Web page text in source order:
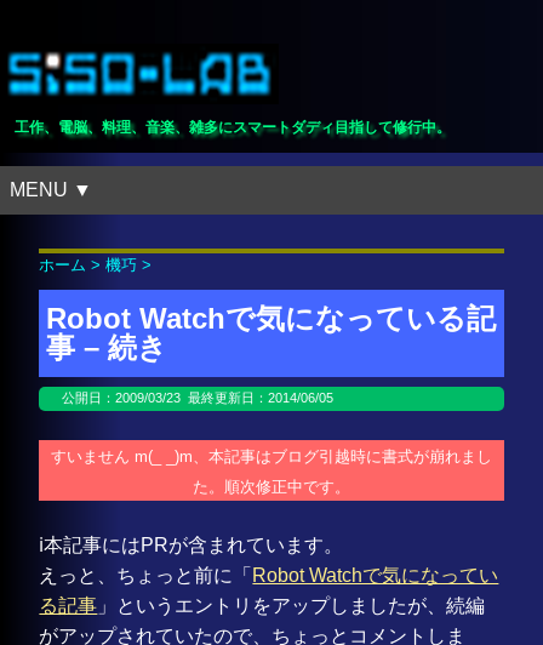
工作、電脳、料理、音楽、雑多にスマートダディ目指して修行中。
MENU ▼
ホーム >機巧 >
Robot Watchで気になっている記
事 – 続き
公開日：2009/03/23 最終更新日：2014/06/05
すいません m(_ _)m、本記事はブログ引越時に書式が崩れまし
た。順次修正中です。
ℹ️本記事にはPRが含まれています。
えっと、ちょっと前に「 Robot Watchで気になってい
る記事 」というエントリをアップしましたが、続編
がアップされていたので、ちょっとコメントしま